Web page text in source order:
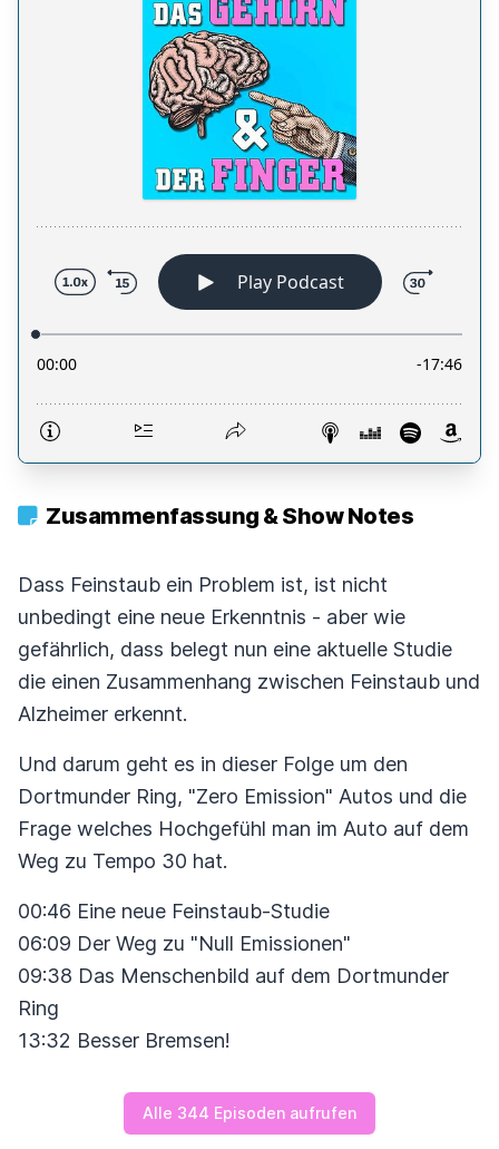
Zusammenfassung & Show Notes
Dass Feinstaub ein Problem ist, ist nicht
unbedingt eine neue Erkenntnis - aber wie
gefährlich, dass belegt nun eine aktuelle Studie
die einen Zusammenhang zwischen Feinstaub und
Alzheimer erkennt.
Und darum geht es in dieser Folge um den
Dortmunder Ring, "Zero Emission" Autos und die
Frage welches Hochgefühl man im Auto auf dem
Weg zu Tempo 30 hat.
00:46 Eine neue Feinstaub-Studie
06:09 Der Weg zu "Null Emissionen"
09:38 Das Menschenbild auf dem Dortmunder
Ring
13:32 Besser Bremsen!
Alle 344 Episoden aufrufen